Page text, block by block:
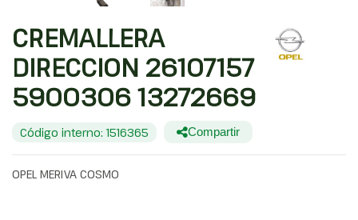
CREMALLERA
DIRECCION 26107157
5900306 13272669
Código interno: 1516365 Compartir
OPEL MERIVA COSMO